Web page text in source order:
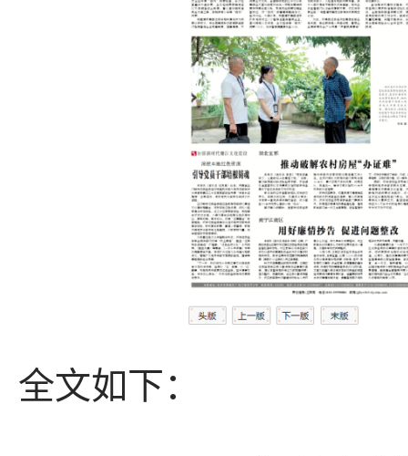
全文如下：